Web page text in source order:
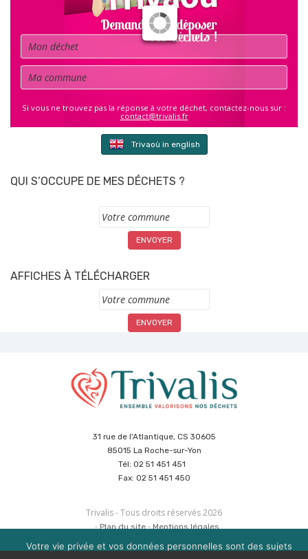
Déchet
Commune
Si vous ne trouvez pas la réponse à votre déchet, contactez-nous sur :
contact@trivalis.fr
Trivaoù in english
QUI S’OCCUPE DE MES DÉCHETS ?
Commune
AFFICHES À TÉLÉCHARGER
Commune
31 rue de l'Atlantique, CS 30605
85015 La Roche-sur-Yon
Tél: 02 51 451 451
Fax: 02 51 451 450
Trivalis - Tous droits réservés 2026
Plan du site
Mentions légales
Politique de sécurité des données
Réalisation :Agence CUBE&Hypaepa
Votre vie privée et vos données personnelles sont des sujets